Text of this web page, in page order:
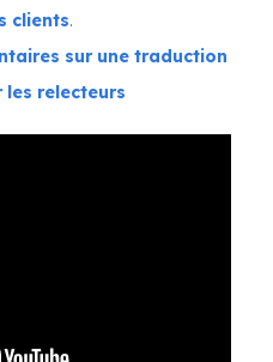
clients.
sur une traduction
les relecteurs